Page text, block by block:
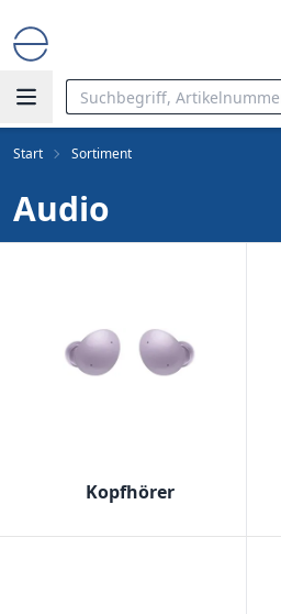
Start Sortiment
Audio
Kopfhörer